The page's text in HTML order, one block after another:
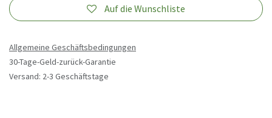
Auf die Wunschliste
Allgemeine Geschäftsbedingungen
30-Tage-Geld-zurück-Garantie
Versand: 2-3 Geschäftstage